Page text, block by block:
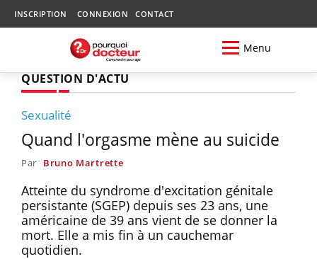
INSCRIPTION CONNEXION CONTACT
Menu
QUESTION D'ACTU
Sexualité
Quand l'orgasme mène au suicide
Par Bruno Martrette
Atteinte du syndrome d'excitation génitale
persistante (SGEP) depuis ses 23 ans, une
américaine de 39 ans vient de se donner la
mort. Elle a mis fin à un cauchemar
quotidien.